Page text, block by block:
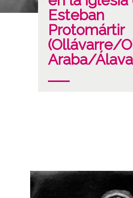
Esteban
Protomártir
(Ollávarre/
Araba/